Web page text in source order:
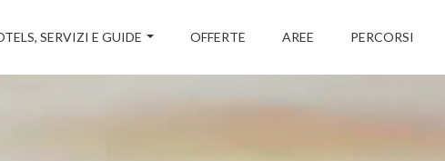
SERVIZI E GUIDE OFFERTE AREE PERCORSI